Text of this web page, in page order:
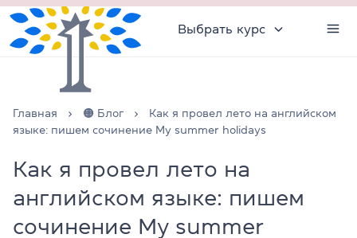
Выбрать курс
Главная 🟠 Блог
Как я провел лето на английском
языке: пишем сочинение My summer holidays
Как я провел лето на
английском языке: пишем
сочинение My summer